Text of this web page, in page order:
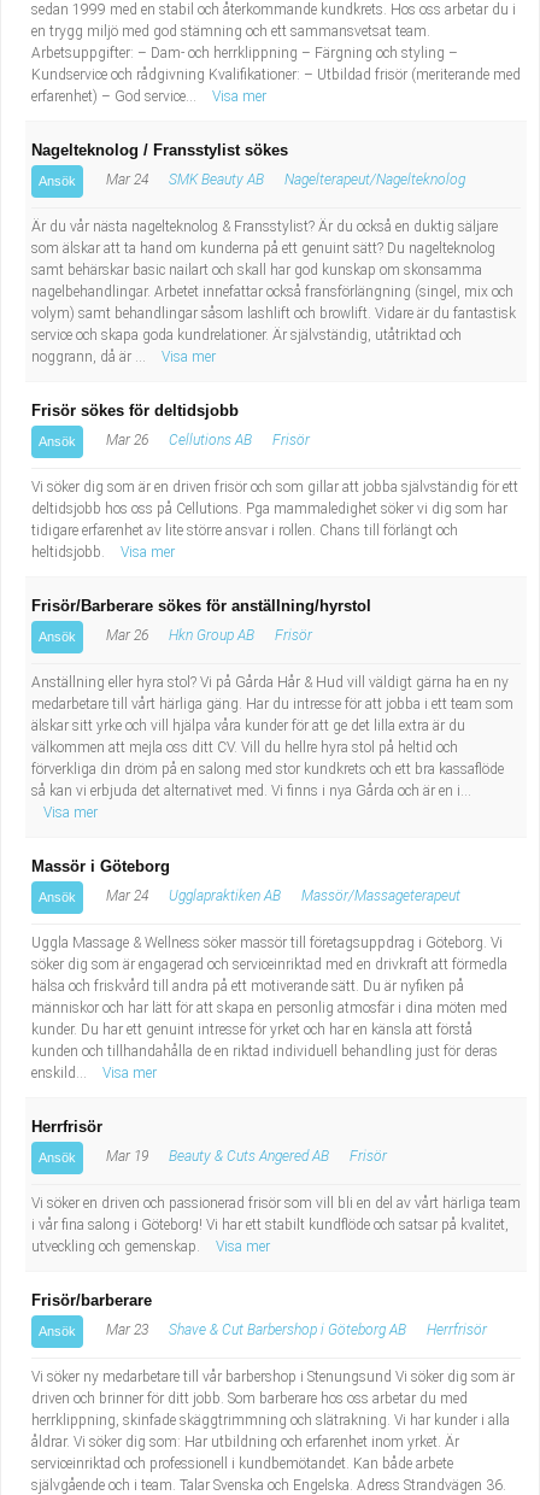
sedan 1999 med en stabil och återkommande kundkrets. Hos oss arbetar du i
en trygg miljö med god stämning och ett sammansvetsat team.
Arbetsuppgifter: – Dam- och herrklippning – Färgning och styling –
Kundservice och rådgivning Kvalifikationer: – Utbildad frisör (meriterande med
erfarenhet) – God service...
Visa mer
Nagelteknolog / Fransstylist sökes
Ansök Mar 24 SMK Beauty AB Nagelterapeut/Nagelteknolog
Är du vår nästa nagelteknolog & Fransstylist? Är du också en duktig säljare
som älskar att ta hand om kunderna på ett genuint sätt? Du nagelteknolog
samt behärskar basic nailart och skall har god kunskap om skonsamma
nagelbehandlingar. Arbetet innefattar också fransförlängning (singel, mix och
volym) samt behandlingar såsom lashlift och browlift. Vidare är du fantastisk
service och skapa goda kundrelationer. Är självständig, utåtriktad och
noggrann, då är ...
Visa mer
Frisör sökes för deltidsjobb
Ansök Mar 26 Cellutions AB Frisör
Vi söker dig som är en driven frisör och som gillar att jobba självständig för ett
deltidsjobb hos oss på Cellutions. Pga mammaledighet söker vi dig som har
tidigare erfarenhet av lite större ansvar i rollen. Chans till förlängt och
heltidsjobb.
Visa mer
Frisör/Barberare sökes för anställning/hyrstol
Ansök Mar 26 Hkn Group AB Frisör
Anställning eller hyra stol? Vi på Gårda Hår & Hud vill väldigt gärna ha en ny
medarbetare till vårt härliga gäng. Har du intresse för att jobba i ett team som
älskar sitt yrke och vill hjälpa våra kunder för att ge det lilla extra är du
välkommen att mejla oss ditt CV. Vill du hellre hyra stol på heltid och
förverkliga din dröm på en salong med stor kundkrets och ett bra kassaflöde
så kan vi erbjuda det alternativet med. Vi finns i nya Gårda och är en i...
Visa mer
Massör i Göteborg
Ansök Mar 24 Ugglapraktiken AB Massör/Massageterapeut
Uggla Massage & Wellness söker massör till företagsuppdrag i Göteborg. Vi
söker dig som är engagerad och serviceinriktad med en drivkraft att förmedla
hälsa och friskvård till andra på ett motiverande sätt. Du är nyfiken på
människor och har lätt för att skapa en personlig atmosfär i dina möten med
kunder. Du har ett genuint intresse för yrket och har en känsla att förstå
kunden och tillhandahålla de en riktad individuell behandling just för deras
enskild...
Visa mer
Herrfrisör
Ansök Mar 19 Beauty & Cuts Angered AB Frisör
Vi söker en driven och passionerad frisör som vill bli en del av vårt härliga team
i vår fina salong i Göteborg! Vi har ett stabilt kundflöde och satsar på kvalitet,
utveckling och gemenskap.
Visa mer
Frisör/barberare
Ansök Mar 23 Shave & Cut Barbershop i Göteborg AB Herrfrisör
Vi söker ny medarbetare till vår barbershop i Stenungsund Vi söker dig som är
driven och brinner för ditt jobb. Som barberare hos oss arbetar du med
herrklippning, skinfade skäggtrimmning och slätrakning. Vi har kunder i alla
åldrar. Vi söker dig som: Har utbildning och erfarenhet inom yrket. Är
serviceinriktad och professionell i kundbemötandet. Kan både arbete
självgående och i team. Talar Svenska och Engelska. Adress Strandvägen 36.